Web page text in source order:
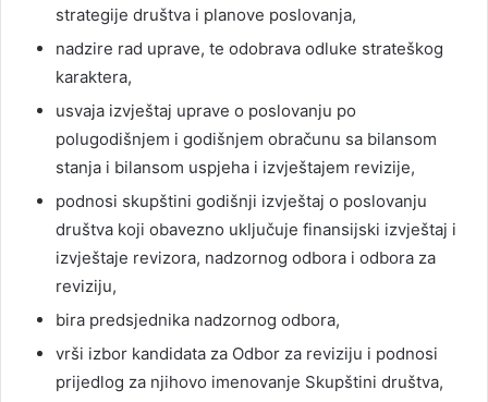
strategije društva i planove poslovanja,
nadzire rad uprave, te odobrava odluke strateškog
karaktera,
usvaja izvještaj uprave o poslovanju po
polugodišnjem i godišnjem obračunu sa bilansom
stanja i bilansom uspjeha i izvještajem revizije,
podnosi skupštini godišnji izvještaj o poslovanju
društva koji obavezno uključuje finansijski izvještaj i
izvještaje revizora, nadzornog odbora i odbora za
reviziju,
bira predsjednika nadzornog odbora,
vrši izbor kandidata za Odbor za reviziju i podnosi
prijedlog za njihovo imenovanje Skupštini društva,